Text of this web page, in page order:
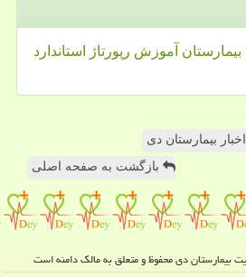
بیمارستان آموزش رپورتاژ
استاندارد
اخبار بیمارستان دی
بازگشت به صفحه اصلی